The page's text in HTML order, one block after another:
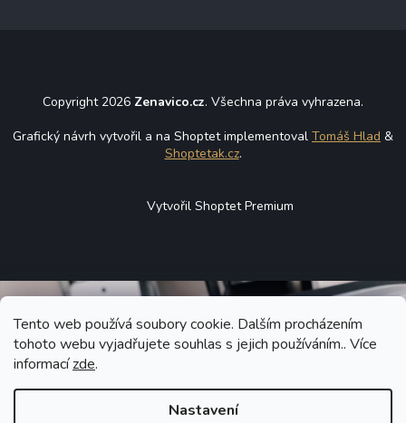
Tento web používá soubory cookie. Dalším procházením
tohoto webu vyjadřujete souhlas s jejich používáním.. Více
informacízde.
Nastavení
Copyright 2026 Zenavico.cz. Všechna práva vyhrazena.
Grafický návrh vytvořil a na Shoptet implementoval Tomáš Hlad &
Shoptetak.cz.
Vytvořil Shoptet Premium